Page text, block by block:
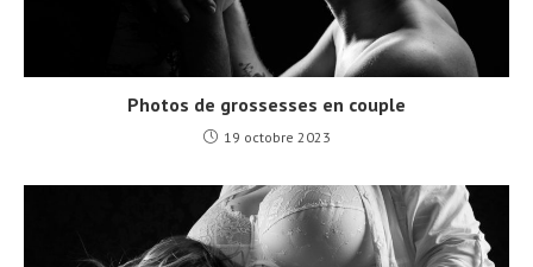
Photos de grossesses en couple
19 octobre 2023